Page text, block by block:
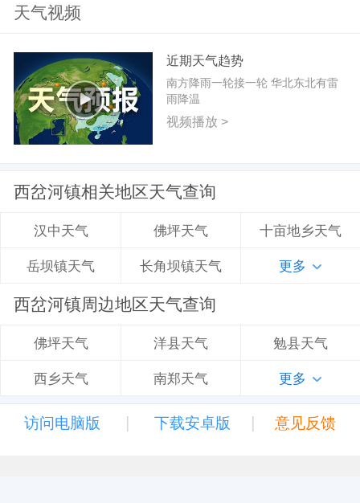
天气视频
近期天气趋势
南方降雨一轮接一轮 华北东北有雷
雨降温
视频播放 >
西岔河镇相关地区天气查询
汉中天气 佛坪天气 十亩地乡天气
岳坝镇天气 长角坝镇天气 更多
西岔河镇周边地区天气查询
佛坪天气 洋县天气 勉县天气
西乡天气 南郑天气 更多
访问电脑版 | 下载安卓版 | 意见反馈